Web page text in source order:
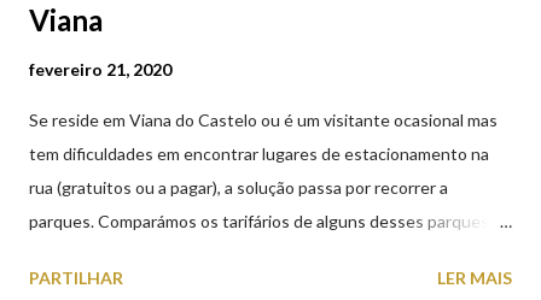
Viana
fevereiro 21, 2020
Se reside em Viana do Castelo ou é um visitante ocasional mas
tem dificuldades em encontrar lugares de estacionamento na
rua (gratuitos ou a pagar), a solução passa por recorrer a
parques. Comparámos os tarifários de alguns desses parques de
subterrâneos) perto do centro da cidade (entenda-se por
PARTILHAR LER MAIS